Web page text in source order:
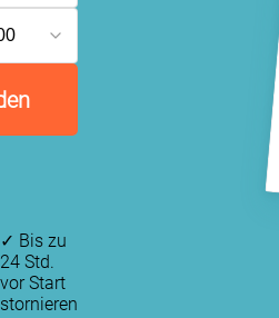
✓ Bis zu
24 Std.
vor Start
stornieren